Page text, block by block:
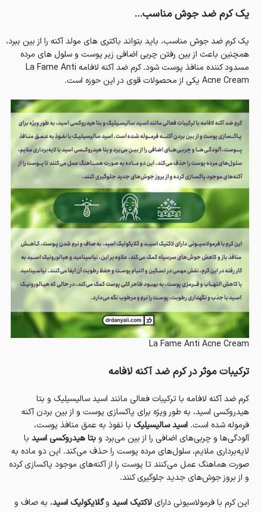
یک کرم ضد جوش مناسب…
یک کرم ضد جوش مناسب، باید بتواند باکتری های مولد آکنه را از بین ببرد،
همچنین باعث از بین رفتن چربی اضافی زیر پوست و سلول های مرده
مسدود کننده منافذ پوست شود. کرم ضد آکنه لافامه La Fame Anti
Acne Cream یکی از محصولات قوی در این حوزه است.
La Fame Anti Acne Cream
ترکیبات موثر در کرم ضد آکنه لافامه
کرم ضد آکنه لافامه با ترکیبات فعالی مانند اسید سالیسیلیک و بتا
هیدروکسی اسید، به طور ویژه برای پاکسازی پوست و از بین بردن آکنه
فرموله شده است. اسید سالیسیلیک با نفوذ به عمق منافذ پوست،
آلودگی‌ها و چربی‌های اضافی را از بین می‌برد وبتا هیدروکسی اسید با
لایه‌برداری ملایم، سلول‌های مرده پوست را حذف می‌کند. این دو ماده به
صورت هماهنگ عمل می‌کنند تا پوست را از آکنه‌های موجود پاکسازی کرده
و از بروز جوش‌های جدید جلوگیری کنند.
این کرم با فرمولاسیونی دارایلاکتیک اسید وگلایکولیک اسید، به صاف و